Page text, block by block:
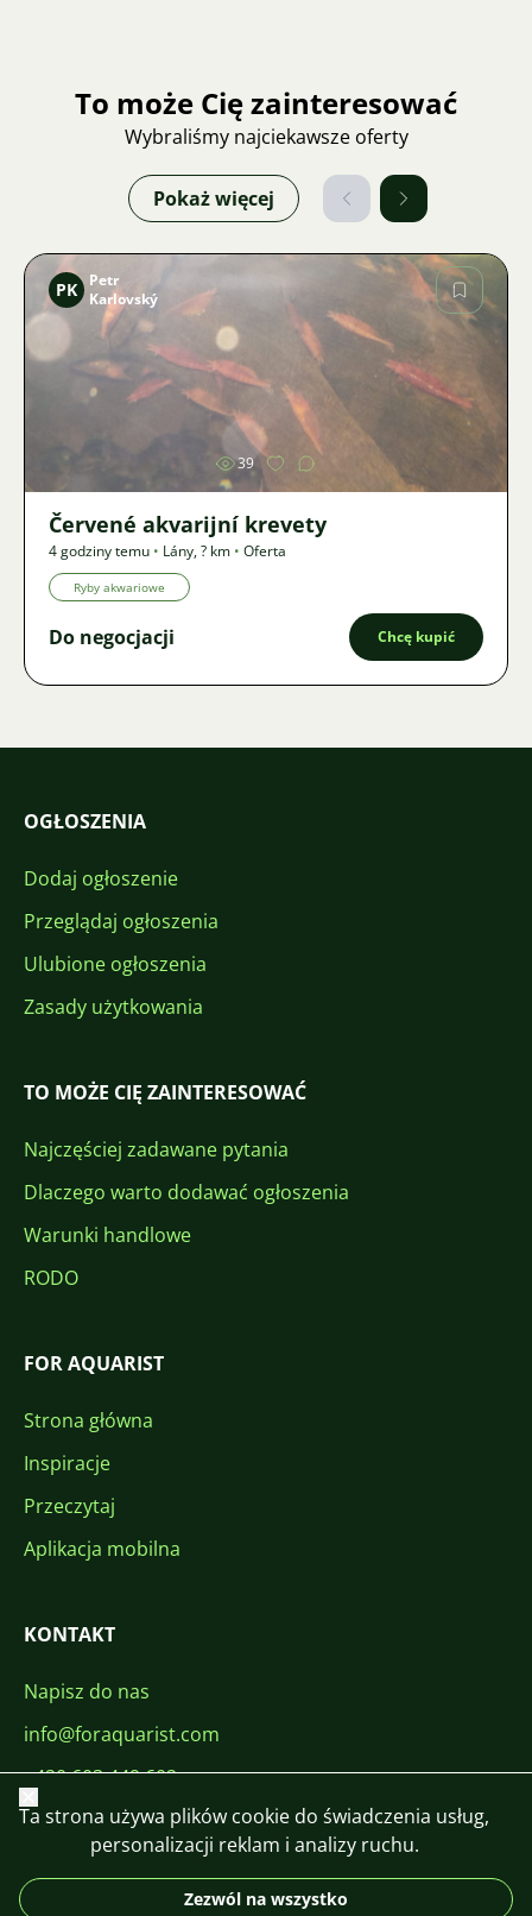
To może Cię zainteresować
Wybraliśmy najciekawsze oferty
Pokaż więcej
Zdjęcie
PK
Petr
Karlovský
39
Červené akvarijní krevety
4 godziny temu • Lány,? km • Oferta
Ryby akwariowe
Do negocjacji Chcę kupić
OGŁOSZENIA
Dodaj ogłoszenie
Przeglądaj ogłoszenia
Ulubione ogłoszenia
Zasady użytkowania
TO MOŻE CIĘ ZAINTERESOWAĆ
Najczęściej zadawane pytania
Dlaczego warto dodawać ogłoszenia
Warunki handlowe
RODO
FOR AQUARIST
Strona główna
Inspiracje
Przeczytaj
Aplikacja mobilna
KONTAKT
Napisz do nas
info@foraquarist.com
+420 603 449 602
Zamknij
Ta strona używa plików cookie do świadczenia usług,
personalizacji reklam i analizy ruchu.
Zezwól na wszystko